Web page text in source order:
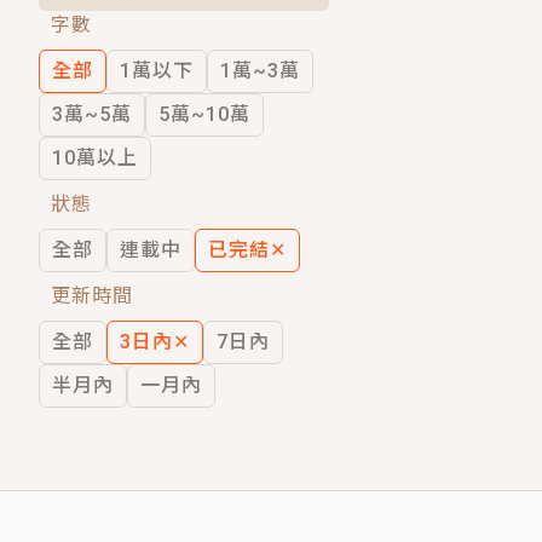
穿越｜《穿越遠古後成了野人娘子》你
字數
全部
1萬以下
1萬~3萬
3萬~5萬
5萬~10萬
10萬以上
狀態
全部
連載中 已完結✕
更新時間
全部
3日內 ✕
7日內
半月內
一月內